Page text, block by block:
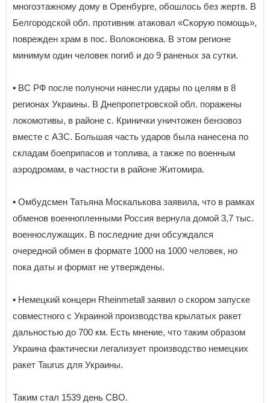
многоэтажному дому в Оренбурге, обошлось без жертв. В
Белгородской обл. противник атаковал «Скорую помощь»,
поврежден храм в пос. Волоконовка. В этом регионе
минимум один человек погиб и до 9 раненых за сутки.
▪️ ВС РФ после полуночи нанесли удары по целям в 8
регионах Украины. В Днепропетровской обл. поражены
локомотивы, в районе с. Кринички уничтожен бензовоз
вместе с АЗС. Большая часть ударов была нанесена по
складам боеприпасов и топлива, а также по военным
аэродромам, в частности в районе Житомира.
▪️ Омбудсмен Татьяна Москалькова заявила, что в рамках
обменов военнопленными Россия вернула домой 3,7 тыс.
военнослужащих. В последние дни обсуждался
очередной обмен в формате 1000 на 1000 человек, но
пока даты и формат не утверждены.
▪️ Немецкий концерн Rheinmetall заявил о скором запуске
совместного с Украиной производства крылатых ракет
дальностью до 700 км. Есть мнение, что таким образом
Украина фактически легализует производство немецких
ракет Taurus для Украины.
Таким стал 1539 день СВО.